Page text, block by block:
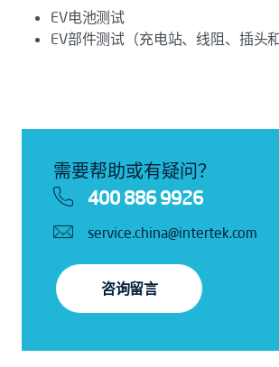
EV电池测试
EV部件测试（充电站、线阻、插头
需要帮助或有疑问？
400 886 9926
service.china@intertek.com
咨询留言